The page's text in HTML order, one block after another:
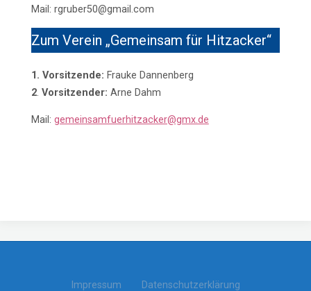
Mail: rgruber50@gmail.com
Zum Verein „Gemeinsam für Hitzacker“
1. Vorsitzende: Frauke Dannenberg
2. Vorsitzender: Arne Dahm
Mail: gemeinsamfuerhitzacker@gmx.de
Impressum Datenschutzerklärung